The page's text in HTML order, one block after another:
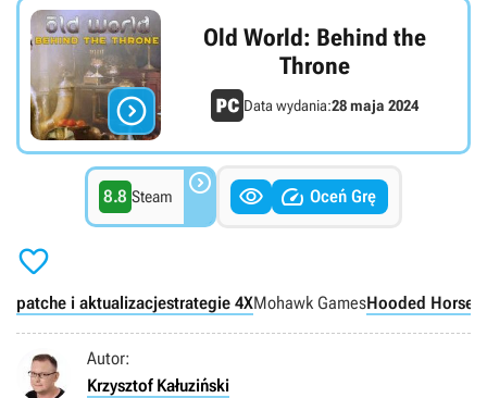

Old World: Behind the
Throne
Data wydania:28 maja 2024
8.8 Steam    Oceń Grę

patche i aktualizacjestrategie 4XMohawk GamesHooded Horse
Autor:
Krzysztof Kałuziński